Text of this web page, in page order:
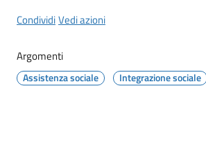
Trasparente
Tutti
gli
CondividiVedi azioni
Argomenti
Assistenza sociale Integrazione sociale